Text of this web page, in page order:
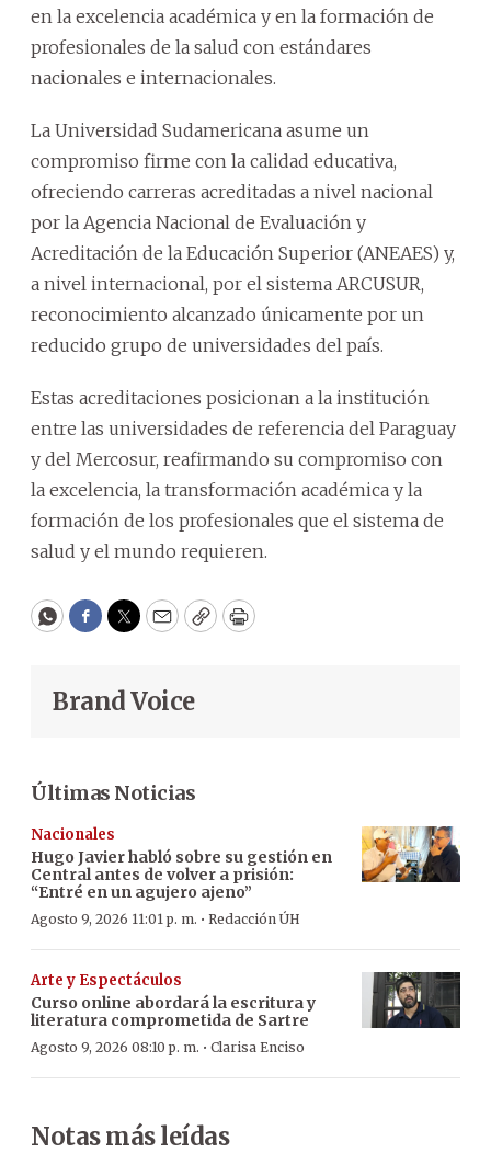
en la excelencia académica y en la formación de
profesionales de la salud con estándares
nacionales e internacionales.
La Universidad Sudamericana asume un
compromiso firme con la calidad educativa,
ofreciendo carreras acreditadas a nivel nacional
por la Agencia Nacional de Evaluación y
Acreditación de la Educación Superior (ANEAES) y,
a nivel internacional, por el sistema ARCUSUR,
reconocimiento alcanzado únicamente por un
reducido grupo de universidades del país.
Estas acreditaciones posicionan a la institución
entre las universidades de referencia del Paraguay
y del Mercosur, reafirmando su compromiso con
la excelencia, la transformación académica y la
formación de los profesionales que el sistema de
salud y el mundo requieren.
WhatsApp
Facebook
Twitter
EmailCopyPrint
Brand Voice
Últimas Noticias
Nacionales
Hugo Javier habló sobre su gestión en
Central antes de volver a prisión:
“Entré en un agujero ajeno”
Agosto 9, 2026 11:01 p. m. · Redacción ÚH
Arte y Espectáculos
Curso online abordará la escritura y
literatura comprometida de Sartre
Agosto 9, 2026 08:10 p. m. · Clarisa Enciso
Notas más leídas